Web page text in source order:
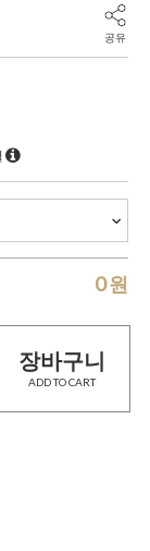
공유
0원
장바구니
ADD TO CART